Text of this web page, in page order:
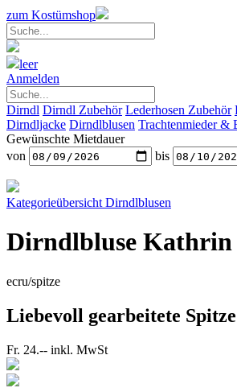
zum Kostümshop
leer
Anmelden
Dirndl Dirndl Zubehör Lederhosen Zubehör
Dirndljacke Dirndlblusen Trachtenmieder &
Gewünschte Mietdauer
von
bis
Kategorieübersicht Dirndlblusen
Dirndlbluse Kathrin
ecru/spitze
Liebevoll gearbeitete
Fr. 24.-- inkl. MwSt